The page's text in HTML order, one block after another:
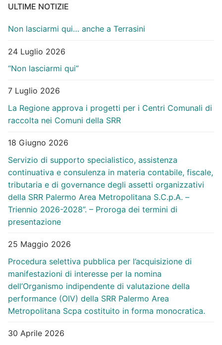
ULTIME NOTIZIE
Non lasciarmi qui… anche a Terrasini
24 Luglio 2026
“Non lasciarmi qui”
7 Luglio 2026
La Regione approva i progetti per i Centri Comunali di
raccolta nei Comuni della SRR
18 Giugno 2026
Servizio di supporto specialistico, assistenza
continuativa e consulenza in materia contabile, fiscale,
tributaria e di governance degli assetti organizzativi
della SRR Palermo Area Metropolitana S.C.p.A. –
Triennio 2026-2028”. – Proroga dei termini di
presentazione
25 Maggio 2026
Procedura selettiva pubblica per l’acquisizione di
manifestazioni di interesse per la nomina
dell’Organismo indipendente di valutazione della
performance (OIV) della SRR Palermo Area
Metropolitana Scpa costituito in forma monocratica.
30 Aprile 2026